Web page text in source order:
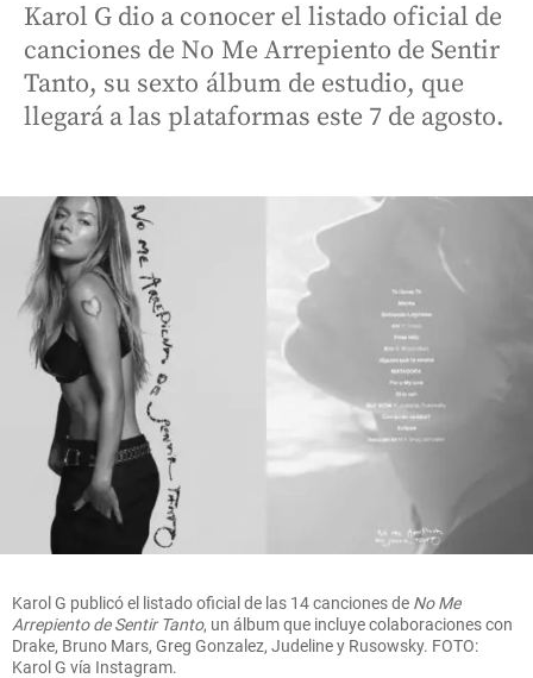
Karol G dio a conocer el listado oficial de
canciones de No Me Arrepiento de Sentir
Tanto, su sexto álbum de estudio, que
llegará a las plataformas este 7 de agosto.
Karol G publicó el listado oficial de las 14 canciones de No Me
Arrepiento de Sentir Tanto, un álbum que incluye colaboraciones con
Drake, Bruno Mars, Greg Gonzalez, Judeline y Rusowsky. FOTO:
Karol G vía Instagram.